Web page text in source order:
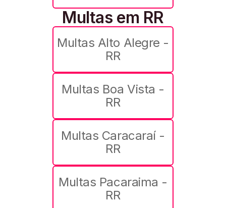
Multas em RR
Multas Alto Alegre -
RR
Multas Boa Vista -
RR
Multas Caracaraí -
RR
Multas Pacaraima -
RR